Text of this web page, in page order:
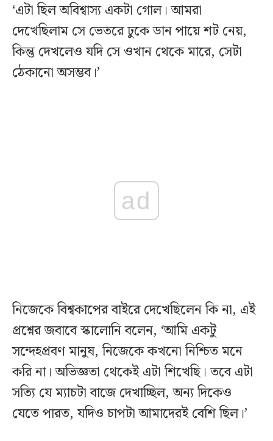
‘এটা ছিল অবিশ্বাস্য একটা গোল। আমরা
দেখেছিলাম সে ভেতরে ঢুকে ডান পায়ে শট নেয়,
কিন্তু দেখলেও যদি সে ওখান থেকে মারে, সেটা
ঠেকানো অসম্ভব।’
ad
নিজেকে বিশ্বকাপের বাইরে দেখেছিলেন কি না, এই
প্রশ্নের জবাবে স্কালোনি বলেন, ‘আমি একটু
সন্দেহপ্রবণ মানুষ, নিজেকে কখনো নিশ্চিত মনে
করি না। অভিজ্ঞতা থেকেই এটা শিখেছি। তবে এটা
সত্যি যে ম্যাচটা বাজে দেখাচ্ছিল, অন্য দিকেও
যেতে পারত, যদিও চাপটা আমাদেরই বেশি ছিল।’